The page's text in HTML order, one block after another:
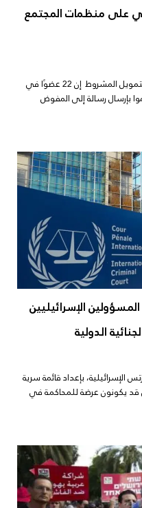
على منظمات المجتمع
قالت الحملة الوطنية الفلسطينية لرفض التمويل المشروط إن 22 عضوًا في
بإرسال رسالة إلى المفوض
الإسرائيليين
الدولية
بإعداد قائمة سرية
قد يكونون عرضة للمحاكمة في